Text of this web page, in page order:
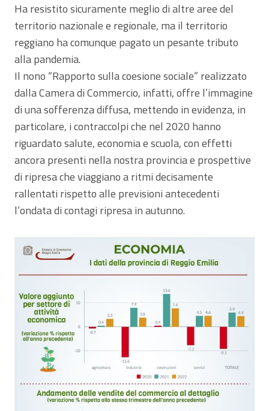
Ha resistito sicuramente meglio di altre aree del
territorio nazionale e regionale, ma il territorio
reggiano ha comunque pagato un pesante tributo
alla pandemia.
Il nono “Rapporto sulla coesione sociale” realizzato
dalla Camera di Commercio, infatti, offre l’immagine
di una sofferenza diffusa, mettendo in evidenza, in
particolare, i contraccolpi che nel 2020 hanno
riguardato salute, economia e scuola, con effetti
ancora presenti nella nostra provincia e prospettive
di ripresa che viaggiano a ritmi decisamente
rallentati rispetto alle previsioni antecedenti
l’ondata di contagi ripresa in autunno.